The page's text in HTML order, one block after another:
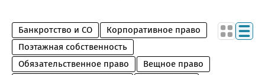
Банкротство и СО
Корпоративное право
Поэтажная собственность
Обязательственное право
Вещное право